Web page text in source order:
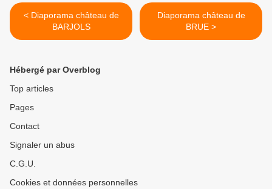
< Diaporama château de
BARJOLS
Diaporama château de
BRUE >
Hébergé par Overblog
Top articles
Pages
Contact
Signaler un abus
C.G.U.
Cookies et données personnelles